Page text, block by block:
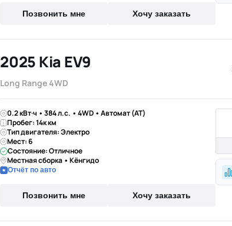
Позвонить мне Хочу заказать
2025 Kia EV9
Long Range 4WD
0.2 кВт·ч • 384 л.с. • 4WD • Автомат (AT)
Пробег: 14к км
Тип двигателя: Электро
Мест: 6
Состояние: Отличное
Местная сборка • Кёнгидо
Отчёт по авто
Позвонить мне Хочу заказать